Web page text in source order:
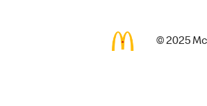
© 2025